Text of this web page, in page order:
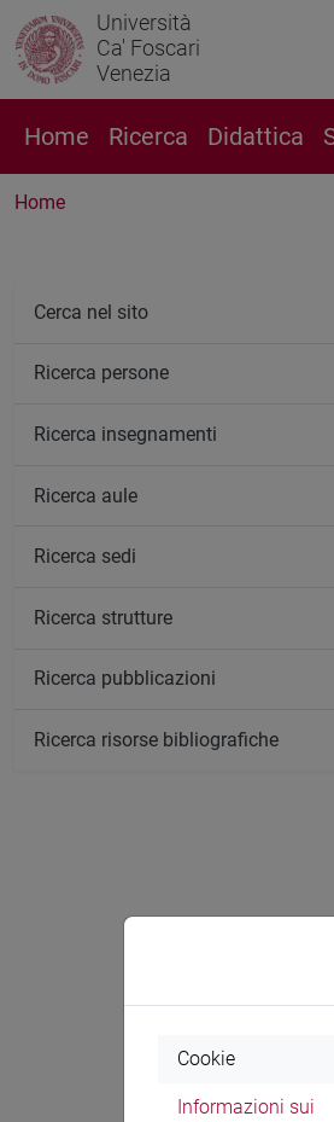
Università
Ca' Foscari
Venezia
Home Ricerca Didattica
Home
Cerca nel sito
Ricerca persone
Ricerca insegnamenti
Ricerca aule
Ricerca sedi
Ricerca strutture
Ricerca pubblicazioni
Ricerca risorse bibliografiche
Cookie
Informazioni sui